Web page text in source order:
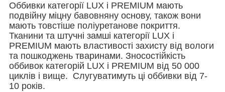
Оббивки категорії LUX і PREMIUM мають
подвійну міцну бавовняну основу, також вони
мають товстіше поліуретанове покриття.
Тканини та штучні замші категорії LUX і
PREMIUM мають властивості захисту від вологи
та пошкоджень тваринами. Зносостійкість
оббивок категорій LUX і PREMIUM від 50 000
циклів і вище. Слугуватимуть ці оббивки від 7-
10 років.